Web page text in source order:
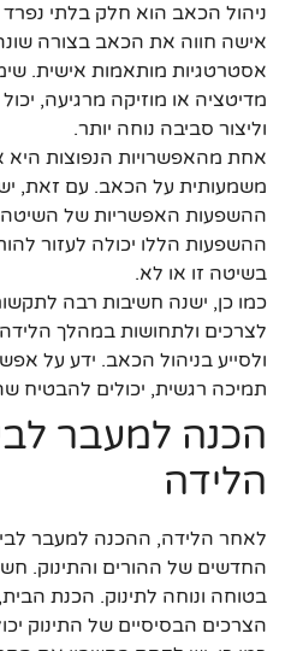
ניהול הכאב הוא חלק בלתי
אישה חווה את הכאב בצורה
אסטרטגיות מותאמות אישית.
מדיטציה או מוזיקה מרגיעה,
וליצור סביבה נוחה יותר.
אחת מהאפשרויות הנפוצות
משמעותית על הכאב. עם זאת,
ההשפעות האפשריות של
ההשפעות הללו יכולה לעזור
בשיטה זו או לא.
כמו כן, ישנה חשיבות רבה
לצרכים ולתחושות במהלך
ולסייע בניהול הכאב. ידע על
תמיכה רגשית, יכולים להבטיח
הכנה למעבר
הלידה
לאחר הלידה, ההכנה למעבר
החדשים של ההורים והתינוק.
בטוחה ונוחה לתינוק. הכנת
הצרכים הבסיסיים של התינוק